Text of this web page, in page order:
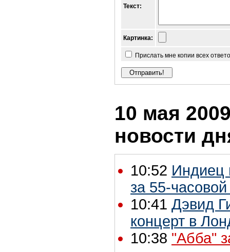
Текст:
Картинка:
Прислать мне копии всех
10 мая
новости
10:52 Индиец
за 55-
10:41 Дэвид
концерт в
10:38 "Абба"